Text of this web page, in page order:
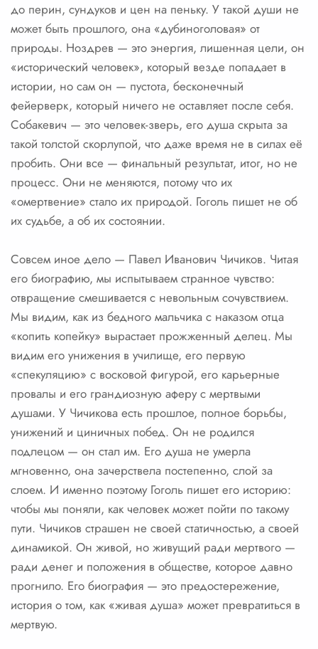
до перин, сундуков и цен на пеньку. У такой души не
может быть прошлого, она «дубиноголовая» от
природы. Ноздрев — это энергия, лишенная цели, он
«исторический человек», который везде попадает в
истории, но сам он — пустота, бесконечный
фейерверк, который ничего не оставляет после себя.
Собакевич — это человек-зверь, его душа скрыта за
такой толстой скорлупой, что даже время не в силах её
пробить. Они все — финальный результат, итог, но не
процесс. Они не меняются, потому что их
«омертвение» стало их природой. Гоголь пишет не об
их судьбе, а об их состоянии.
Совсем иное дело — Павел Иванович Чичиков. Читая
его биографию, мы испытываем странное чувство:
отвращение смешивается с невольным сочувствием.
Мы видим, как из бедного мальчика с наказом отца
«копить копейку» вырастает прожженный делец. Мы
видим его унижения в училище, его первую
«спекуляцию» с восковой фигурой, его карьерные
провалы и его грандиозную аферу с мертвыми
душами. У Чичикова есть прошлое, полное борьбы,
унижений и циничных побед. Он не родился
подлецом — он стал им. Его душа не умерла
мгновенно, она зачерствела постепенно, слой за
слоем. И именно поэтому Гоголь пишет его историю:
чтобы мы поняли, как человек может пойти по такому
пути. Чичиков страшен не своей статичностью, а своей
динамикой. Он живой, но живущий ради мертвого —
ради денег и положения в обществе, которое давно
прогнило. Его биография — это предостережение,
история о том, как «живая душа» может превратиться в
мертвую.